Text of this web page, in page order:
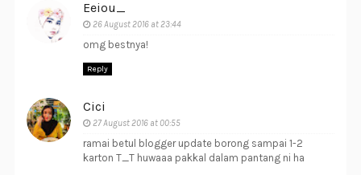
Eeiou_
26 August 2016 at 23:44
omg bestnya!
Reply
Cici
27 August 2016 at 00:55
ramai betul blogger update borong sampai 1-2
karton T_T huwaaa pakkal dalam pantang ni ha